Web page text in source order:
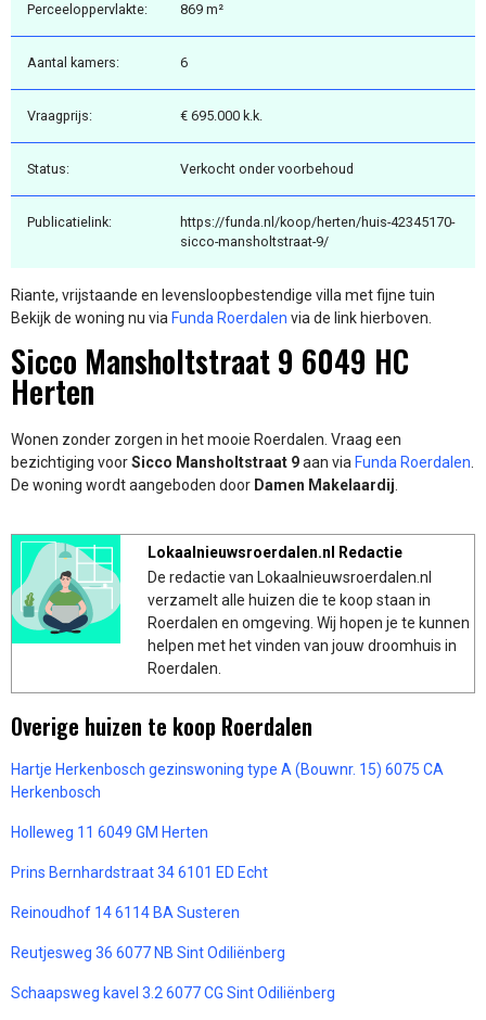
Perceeloppervlakte: 869 m²
Aantal kamers: 6
Vraagprijs: € 695.000 k.k.
Status: Verkocht onder voorbehoud
Publicatielink:
https://funda.nl/koop/herten/huis-42345170-
sicco-mansholtstraat-9/
Riante, vrijstaande en levensloopbestendige villa met fijne tuin
Bekijk de woning nu via Funda Roerdalen via de link hierboven.
Sicco Mansholtstraat 9 6049 HC
Herten
Wonen zonder zorgen in het mooie Roerdalen. Vraag een
bezichtiging voorSicco Mansholtstraat 9aan via Funda Roerdalen
De woning wordt aangeboden door Damen Makelaardij
Lokaalnieuwsroerdalen.nl Redactie
De redactie van Lokaalnieuwsroerdalen.nl
verzamelt alle huizen die te koop staan in
Roerdalen en omgeving. Wij hopen je te kunnen
helpen met het vinden van jouw droomhuis in
Roerdalen.
Overige huizen te koop Roerdalen
Hartje Herkenbosch gezinswoning type A (Bouwnr. 15) 6075 CA
Herkenbosch
Holleweg 11 6049 GM Herten
Prins Bernhardstraat 34 6101 ED Echt
Reinoudhof 14 6114 BA Susteren
Reutjesweg 36 6077 NB Sint Odiliënberg
Schaapsweg kavel 3.2 6077 CG Sint Odiliënberg